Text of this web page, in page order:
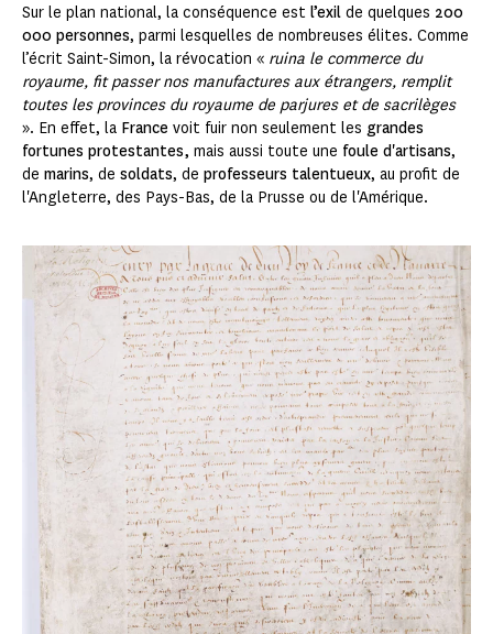
Sur le plan national, la conséquence est l’exil de quelques 200
000 personnes, parmi lesquelles de nombreuses élites. Comme
l’écrit Saint-Simon, la révocation « ruina le commerce du
royaume, fit passer nos manufactures aux étrangers, remplit
toutes les provinces du royaume de parjures et de sacrilèges
». En effet, la France voit fuir non seulement les grandes
fortunes protestantes, mais aussi toute une foule d'artisans,
de marins, de soldats, de professeurs talentueux, au profit de
l'Angleterre, des Pays-Bas, de la Prusse ou de l'Amérique.